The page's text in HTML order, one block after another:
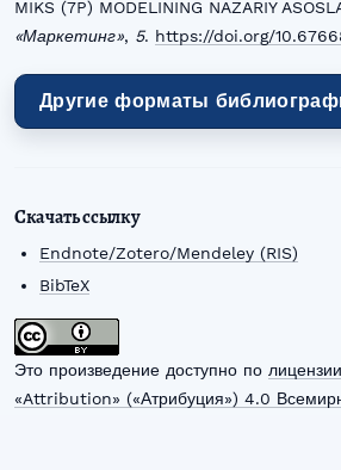
MIKS (7P) MODELINING NAZARIY
«Маркетинг», 5. https://doi.org/
Другие форматы
Скачать ссылку
Endnote/Zotero/Mendeley (RIS)
BibTeX
Это произведение доступно по
«Attribution» («Атрибуция») 4.0